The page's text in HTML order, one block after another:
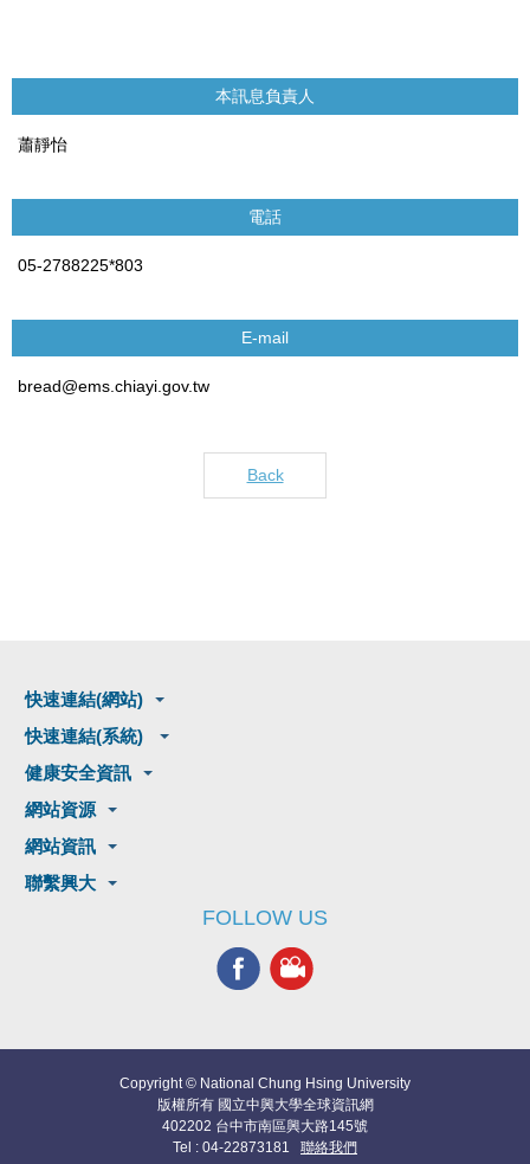
本訊息負責人
蕭靜怡
電話
05-2788225*803
E-mail
bread@ems.chiayi.gov.tw
Back
快速連結(網站)
快速連結(系統)
健康安全資訊
網站資源
網站資訊
聯繫興大
FOLLOW US
Copyright © National Chung Hsing University
版權所有 國立中興大學全球資訊網
402202 台中市南區興大路145號
Tel : 04-22873181 聯絡我們